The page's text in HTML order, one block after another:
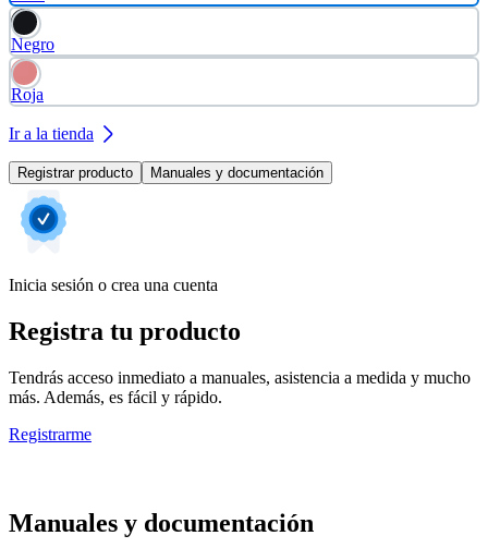
Negro
Roja
Ir a la tienda
Registrar producto Manuales y documentación
Inicia sesión o crea una cuenta
Registra tu producto
Tendrás acceso inmediato a manuales, asistencia a medida y mucho
más. Además, es fácil y rápido.
Registrarme
Manuales y documentación